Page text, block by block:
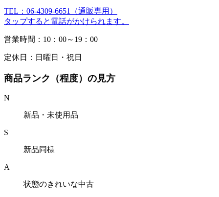
TEL：06-4309-6651（通販専用）
タップすると電話がかけられます。
営業時間：10：00～19：00
定休日：日曜日・祝日
商品ランク（程度）の見方
N
新品・未使用品
S
新品同様
A
状態のきれいな中古